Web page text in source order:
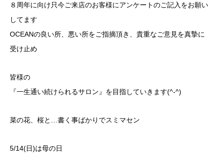
８周年に向け只今ご来店のお客様にアンケートのご記入をお願い
してます
OCEANの良い所、悪い所をご指摘頂き、貴重なご意見を真摯に
受け止め
皆様の
『一生通い続けられるサロン』を目指していきます(^-^)
菜の花、桜と…書く事ばかりでスミマセン
5/14(日)は母の日